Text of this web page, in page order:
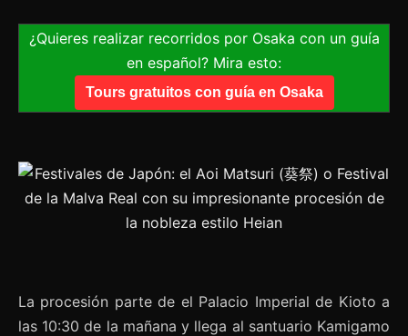
¿Quieres realizar recorridos por Osaka con un guía
en español? Mira esto:
Tours gratuitos con guía en Osaka
La procesión parte de el Palacio Imperial de Kioto a
las 10:30 de la mañana y llega al santuario Kamigamo